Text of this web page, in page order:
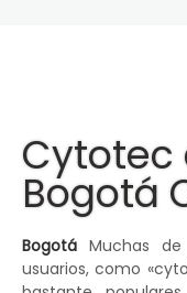
Cytotec
Bogotá
Bogotá Muchas
usuarios, como